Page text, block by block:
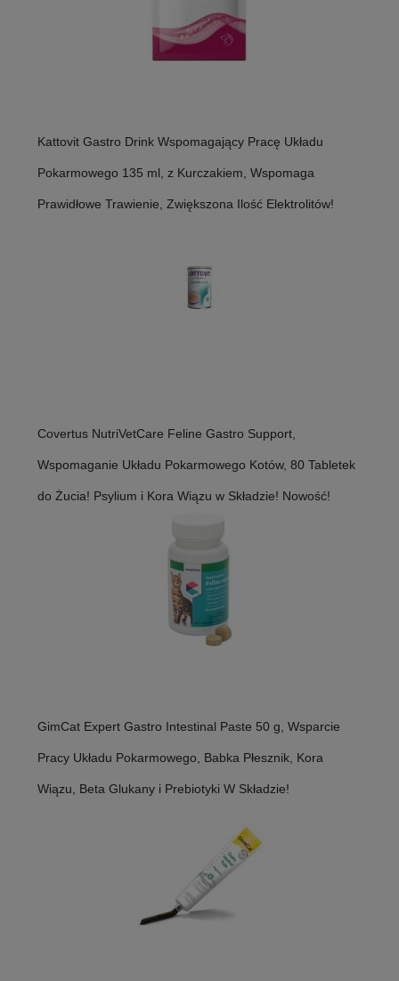
Kattovit Gastro Drink Wspomagający Pracę Układu
Pokarmowego 135 ml, z Kurczakiem, Wspomaga
Prawidłowe Trawienie, Zwiększona Ilość Elektrolitów!
Covertus NutriVetCare Feline Gastro Support,
Wspomaganie Układu Pokarmowego Kotów, 80 Tabletek
do Żucia! Psylium i Kora Wiązu w Składzie! Nowość!
GimCat Expert Gastro Intestinal Paste 50 g, Wsparcie
Pracy Układu Pokarmowego, Babka Płesznik, Kora
Wiązu, Beta Glukany i Prebiotyki W Składzie!